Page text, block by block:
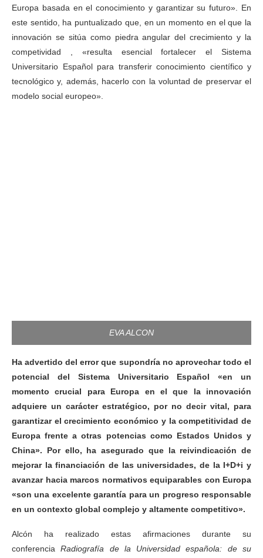
Europa basada en el conocimiento y garantizar su futuro». En
este sentido, ha puntualizado que, en un momento en el que la
innovación se sitúa como piedra angular del crecimiento y la
competividad , «resulta esencial fortalecer el Sistema
Universitario Español para transferir conocimiento científico y
tecnológico y, además, hacerlo con la voluntad de preservar el
modelo social europeo».
EVA ALCON
Ha advertido del error que supondría no aprovechar todo el
potencial del Sistema Universitario Español «en un
momento crucial para Europa en el que la innovación
adquiere un carácter estratégico, por no decir vital, para
garantizar el crecimiento económico y la competitividad de
Europa frente a otras potencias como Estados Unidos y
China». Por ello, ha asegurado que la reivindicación de
mejorar la financiación de las universidades, de la I+D+i y
avanzar hacia marcos normativos equiparables con Europa
«son una excelente garantía para un progreso responsable
en un contexto global complejo y altamente competitivo».
Alcón ha realizado estas afirmaciones durante su
conferenciaRadiografía de la Universidad española: de su